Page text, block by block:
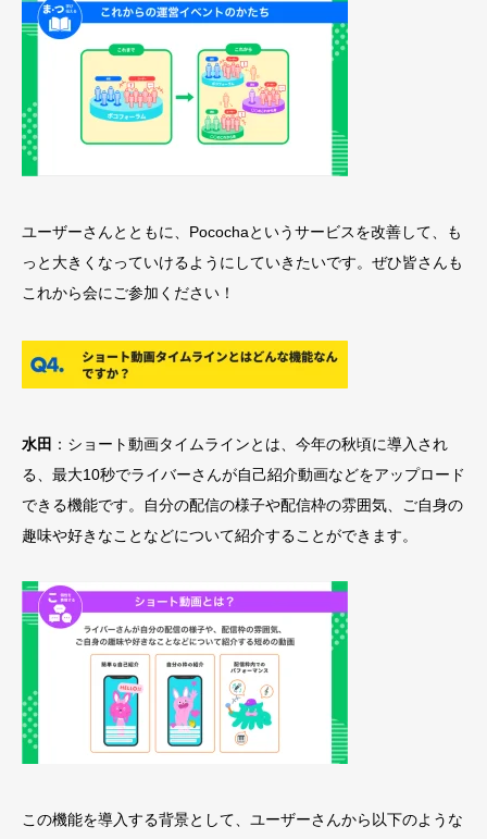
ユーザーさんとともに、Pocochaというサービスを改善して、も
っと大きくなっていけるようにしていきたいです。ぜひ皆さんも
これから会にご参加ください！
水田 ：ショート動画タイムラインとは、今年の秋頃に導入され
る、最大10秒でライバーさんが自己紹介動画などをアップロード
できる機能です。自分の配信の様子や配信枠の雰囲気、ご自身の
趣味や好きなことなどについて紹介することができます。
この機能を導入する背景として、ユーザーさんから以下のような